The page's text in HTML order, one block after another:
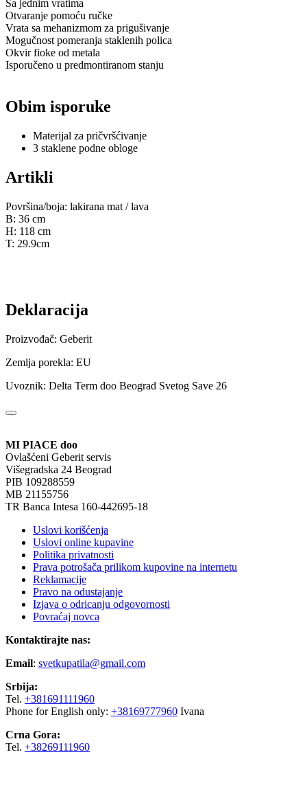
Sa jednim vratima
Otvaranje pomoću ručke
Vrata sa mehanizmom za prigušivanje
Mogučnost pomeranja staklenih polica
Okvir fioke od metala
Isporučeno u predmontiranom stanju
Obim isporuke
Materijal za pričvršćivanje
3 staklene podne obloge
Artikli
Površina/boja: lakirana mat / lava
B: 36 cm
H: 118 cm
T: 29.9cm
Deklaracija
Proizvođač: Geberit
Zemlja porekla: EU
Uvoznik: Delta Term doo Beograd Svetog Save 26
MI PIACE doo
Ovlašćeni Geberit servis
Višegradska 24 Beograd
PIB 109288559
MB 21155756
TR Banca Intesa 160-442695-18
Uslovi korišćenja
Uslovi online kupavine
Politika privatnosti
Prava potrošača prilikom kupovine na internetu
Reklamacije
Pravo na odustajanje
Izjava o odricanju odgovornosti
Povraćaj novca
Kontaktirajte nas:
Email: svetkupatila@gmail.com
Srbija:
Tel. +381691111960
Phone for English only: +38169777960 Ivana
Crna Gora:
Tel. +38269111960